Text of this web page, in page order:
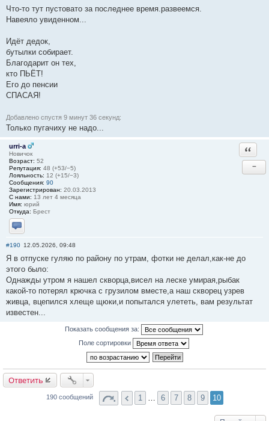
Что-то тут пустовато за последнее время.развеемся.
Навеяло увиденном...
Идёт дедок,
бутылки собирает.
Благодарит он тех,
кто ПЬЁТ!
Его до пенсии
СПАСАЯ!
Добавлено спустя 9 минут 36 секунд:
Только пугачиху не надо...
urri-a
Новичок
Возраст: 52
Репутация: 48 (+53/−5)
Лояльность: 12 (+15/−3)
Сообщения: 90
Зарегистрирован: 20.03.2013
С нами: 13 лет 4 месяца
Имя: юрий
Откуда: Брест
Отправить личное сообщение
−
#190 12.05.2026, 09:48
Я в отпуске гуляю по району по утрам, фотки не делал,как-не до
этого было:
Однажды утром я нашел скворца,висел на леске умирая,рыбак
какой-то потерял крючка с грузилом вместе,а наш скворец узрев
живца, вцепился хлеще щюки,и попытался улететь, вам результат
известен...
Показать сообщения за:
Поле сортировки
Ответить
190 сообщений 1 … 6 7 8 9 10